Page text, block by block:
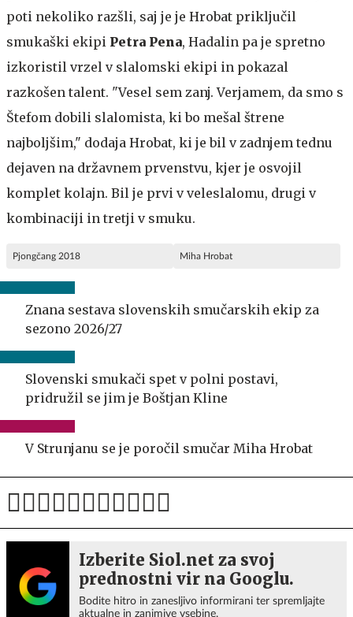
poti nekoliko razšli, saj je je Hrobat priključil
smukaški ekipi Petra Pena, Hadalin pa je spretno
izkoristil vrzel v slalomski ekipi in pokazal
razkošen talent. "Vesel sem zanj. Verjamem, da smo s
Štefom dobili slalomista, ki bo mešal štrene
najboljšim," dodaja Hrobat, ki je bil v zadnjem tednu
dejaven na državnem prvenstvu, kjer je osvojil
komplet kolajn. Bil je prvi v veleslalomu, drugi v
kombinaciji in tretji v smuku.
Pjongčang 2018 Miha Hrobat
Znana sestava slovenskih smučarskih ekip za
sezono 2026/27
Slovenski smukači spet v polni postavi,
pridružil se jim je Boštjan Kline
V Strunjanu se je poročil smučar Miha Hrobat
Izberite Siol.net za svoj
prednostni vir na Googlu.
Bodite hitro in zanesljivo informirani ter spremljajte
aktualne in zanimive vsebine.